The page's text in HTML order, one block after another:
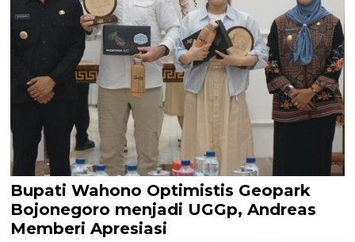
Bupati Wahono Optimistis Geopark
Bojonegoro menjadi UGGp, Andreas
Memberi Apresiasi